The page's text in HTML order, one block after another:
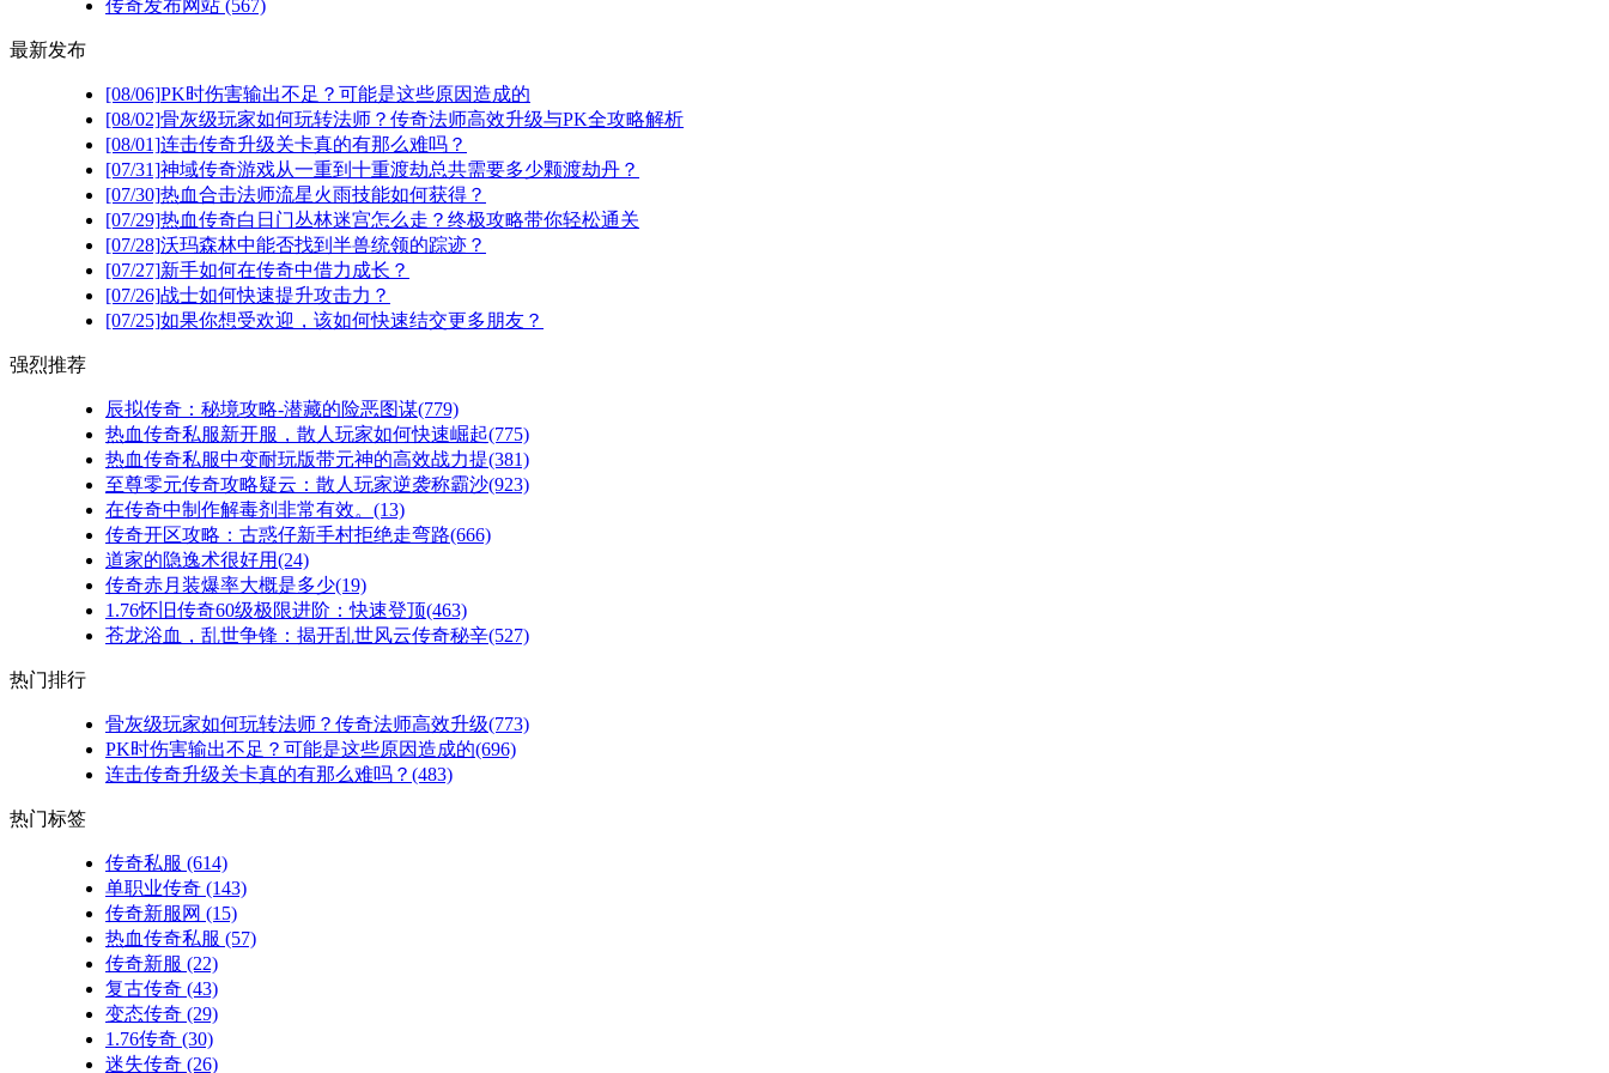
传奇发布网站 (567)
最新发布
[08/06]PK时伤害输出不足？可能是这些原因造成的
[08/02]骨灰级玩家如何玩转法师？传奇法师高效升级与PK全攻略解析
[08/01]连击传奇升级关卡真的有那么难吗？
[07/31]神域传奇游戏从一重到十重渡劫总共需要多少颗渡劫丹？
[07/30]热血合击法师流星火雨技能如何获得？
[07/29]热血传奇白日门丛林迷宫怎么走？终极攻略带你轻松通关
[07/28]沃玛森林中能否找到半兽统领的踪迹？
[07/27]新手如何在传奇中借力成长？
[07/26]战士如何快速提升攻击力？
[07/25]如果你想受欢迎，该如何快速结交更多朋友？
强烈推荐
辰拟传奇：秘境攻略-潜藏的险恶图谋(779)
热血传奇私服新开服，散人玩家如何快速崛起(775)
热血传奇私服中变耐玩版带元神的高效战力提(381)
至尊零元传奇攻略疑云：散人玩家逆袭称霸沙(923)
在传奇中制作解毒剂非常有效。(13)
传奇开区攻略：古惑仔新手村拒绝走弯路(666)
道家的隐逸术很好用(24)
传奇赤月装爆率大概是多少(19)
1.76怀旧传奇60级极限进阶：快速登顶(463)
苍龙浴血，乱世争锋：揭开乱世风云传奇秘辛(527)
热门排行
骨灰级玩家如何玩转法师？传奇法师高效升级(773)
PK时伤害输出不足？可能是这些原因造成的(696)
连击传奇升级关卡真的有那么难吗？(483)
热门标签
传奇私服 (614)
单职业传奇 (143)
传奇新服网 (15)
热血传奇私服 (57)
传奇新服 (22)
复古传奇 (43)
变态传奇 (29)
1.76传奇 (30)
迷失传奇 (26)